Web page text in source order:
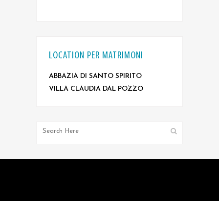
LOCATION PER MATRIMONI
ABBAZIA DI SANTO SPIRITO
VILLA CLAUDIA DAL POZZO